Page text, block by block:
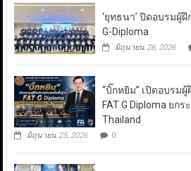
‘ยุทธนา’ ปิดอบรมผู้
G-Diploma
มิถุนายน 28, 2026
“บิ๊กหยิม” เปิดอบร
FAT G Diploma ยก
Thailand
มิถุนายน 25, 2026 0